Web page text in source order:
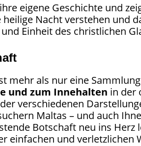
eigene Geschichte und
heilige Nacht verstehen und
Einheit des christlichen
mehr als nur eine
und zum Innehalten in der
verschiedenen
Maltas – und auch
Botschaft neu ins
einfachen und verletzlichen